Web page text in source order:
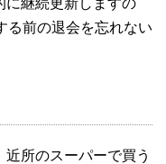
る前の退会を忘れない
所のスーパーで買う